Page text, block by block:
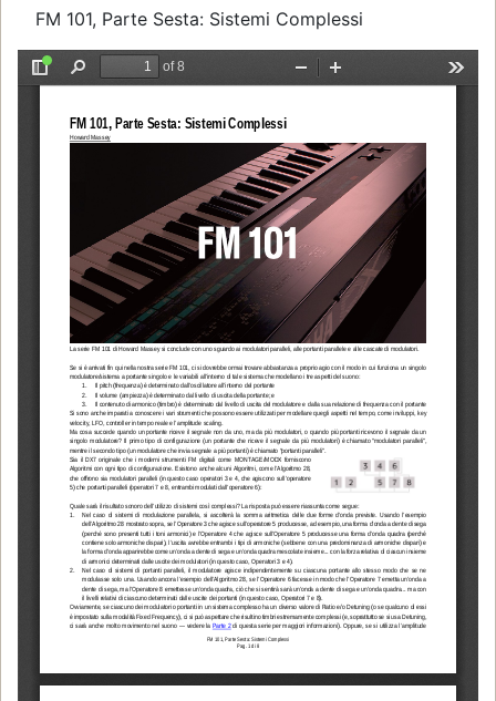
FM 101, Parte Sesta: Sistemi Complessi